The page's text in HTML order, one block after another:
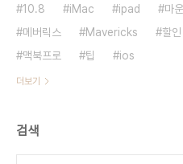
10.8
iMac ipad 마
메버릭스
Mavericks 할인
맥북프로
팁 ios
더보기
검색